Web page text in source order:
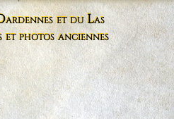
et du Las
et photos anciennes